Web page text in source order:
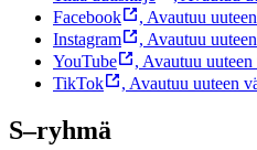
Facebook
, Avautuu
Instagram
, Avautuu
YouTube
, Avautuu uuteen
TikTok
, Avautuu uuteen
S–ryhmä